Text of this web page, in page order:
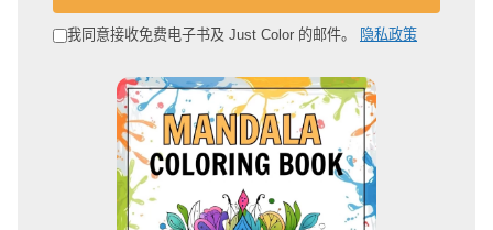
邮我同意接收免费电子书及 Just Color 的邮件。 隐私政策